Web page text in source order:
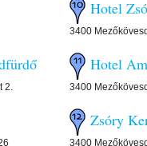
2.
Hotel
3400
Hotel
3400
Zsóry
3400